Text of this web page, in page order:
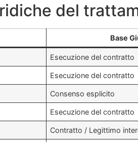
del
Base
Esecuzione del contratto
Esecuzione del contratto
Consenso esplicito
Esecuzione del contratto
Contratto / Legittimo